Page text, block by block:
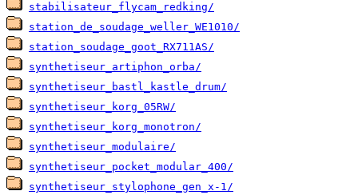
stabilisateur_flycam_redking/
station_de_soudage_weller_WE1010/
station_soudage_goot_RX711AS/
synthetiseur_artiphon_orba/
synthetiseur_bastl_kastle_drum/
synthetiseur_korg_05RW/
synthetiseur_korg_monotron/
synthetiseur_modulaire/
synthetiseur_pocket_modular_400/
synthetiseur_stylophone_gen_x-1/